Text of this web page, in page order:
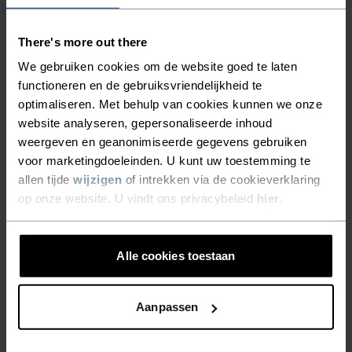
There's more out there
We gebruiken cookies om de website goed te laten
functioneren en de gebruiksvriendelijkheid te
optimaliseren. Met behulp van cookies kunnen we onze
website analyseren, gepersonaliseerde inhoud
weergeven en geanonimiseerde gegevens gebruiken
voor marketingdoeleinden. U kunt uw toestemming te
allen tijde wijzigen of intrekken via de cookieverklaring
op onze website. U vindt ons privacybeleid hier .
Alle cookies toestaan
Aanpassen
TRAINEN. DE HOGE
ELASTICITEIT EN
SNELDROGENDE
EIGENSCHAPPEN ZORGEN
ERVOOR DAT JE JE
ONBELEMMERD, DROOG EN
WARM VOELT TIJDENS DE
ZWAARSTE
TRAININGSSESSIES. DE
ZACHTE BINNENKANT IS
ULTRACOMFORTABEL
is ultracomfortabel tijdens een spannende
wedstrijd en de reflecterende details zorgen
ervoor dat je beter zichtbaar bent bij weinig licht
tijdens late trainingssessies. Ga dit seizoen een
stapje verder met de Aeolus Light-handschoenen,
Odlo's nieuwste lichtgewicht presterende
accessoire voor langlaufen.
DETAILS MAKEN HET
VERSCHIL
Accessoires waarmee je alles uit jouw avontuur